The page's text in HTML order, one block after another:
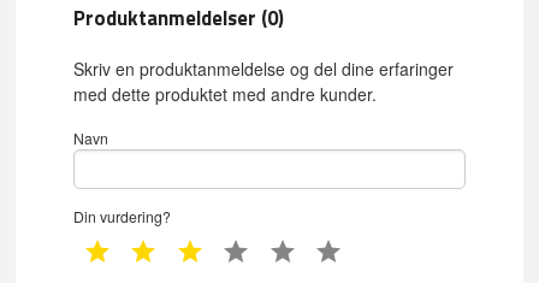
Produktanmeldelser (0)
Skriv en produktanmeldelse og del dine erfaringer
med dette produktet med andre kunder.
Navn
Din vurdering?
1 star 2 star 3 star 4 star 5 star